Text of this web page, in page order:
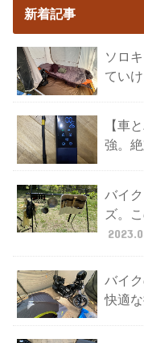
新着記事
ソロ
てい
【車
強。
バイ
ズ。
バイ
快適